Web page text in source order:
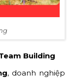
Building
, doanh nghiệp